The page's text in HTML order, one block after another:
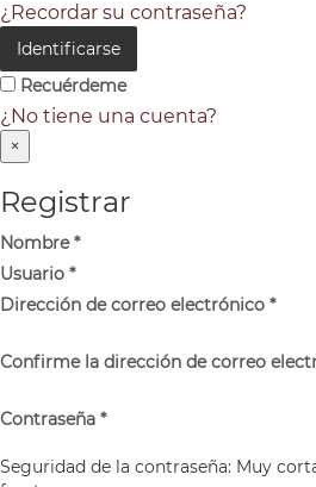
¿Recordar su contraseña?
Identificarse
Recuérdeme
¿No tiene una cuenta?
×
Registrar
Nombre*
Usuario *
Dirección de correo electrónico *
Confirme la dirección de correo
Contraseña *
Seguridad de la contraseña: Muy